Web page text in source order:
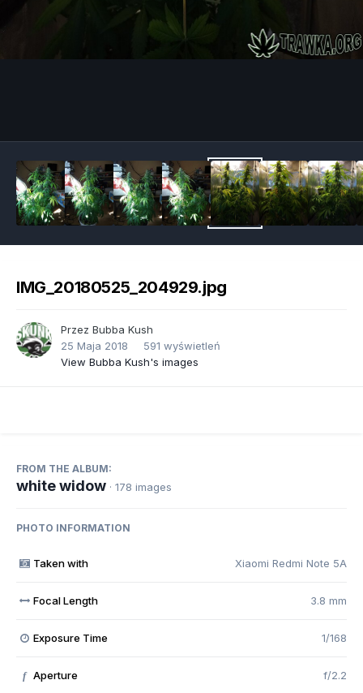
IMG_20180525_204929.jpg
Przez Bubba Kush
25 Maja 2018
591 wyświetleń
View Bubba Kush's images
FROM THE ALBUM:
white widow · 178 images
PHOTO INFORMATION
Taken with Xiaomi Redmi Note 5A
Focal Length 3.8 mm
Exposure Time 1/168
f Aperture f/2.2